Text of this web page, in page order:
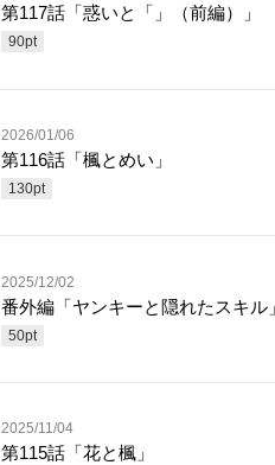
第117話「惑いと「」（前編）」
90pt
2026/01/06
第116話「楓とめい」
130pt
2025/12/02
番外編「ヤンキーと隠れたスキル」
50pt
2025/11/04
第115話「花と楓」